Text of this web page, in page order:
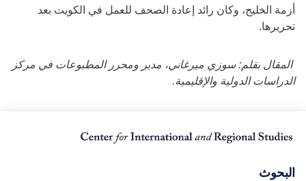
أزمة الخليج، وكان رائد إعادة الصحف للعمل في الكويت بعد
تحريرها.
المقال بقلم: سوزي ميرغاني، مدير ومحرر المطبوعات في مركز
الدراسات الدولية والإقليمية.
البحوث